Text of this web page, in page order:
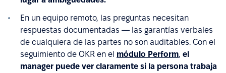
En un equipo remoto, las preguntas necesitan
respuestas documentadas — las garantías verbales
de cualquiera de las partes no son auditables. Con el
seguimiento de OKR en el módulo Perform, el
manager puede ver claramente si la persona trabaja